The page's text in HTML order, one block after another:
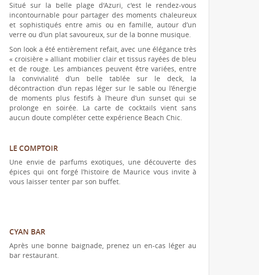
Situé sur la belle plage d'Azuri, c'est le rendez-vous
incontournable pour partager des moments chaleureux
et sophistiqués entre amis ou en famille, autour d’un
verre ou d’un plat savoureux, sur de la bonne musique.
Son look a été entièrement refait, avec une élégance très
« croisière » alliant mobilier clair et tissus rayées de bleu
et de rouge. Les ambiances peuvent être variées, entre
la convivialité d’un belle tablée sur le deck, la
décontraction d’un repas léger sur le sable ou l’énergie
de moments plus festifs à l’heure d’un sunset qui se
prolonge en soirée. La carte de cocktails vient sans
aucun doute compléter cette expérience Beach Chic.
LE COMPTOIR
Une envie de parfums exotiques, une découverte des
épices qui ont forgé l’histoire de Maurice vous invite à
vous laisser tenter par son buffet.
CYAN BAR
Après une bonne baignade, prenez un en-cas léger au
bar restaurant.